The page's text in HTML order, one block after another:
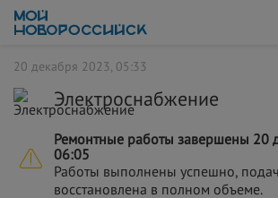
20 декабря 2023, 05:33
Электроснабжение
Ремонтные работы завершены 20
06:05
Работы выполнены успешно,
восстановлена в полном объеме.